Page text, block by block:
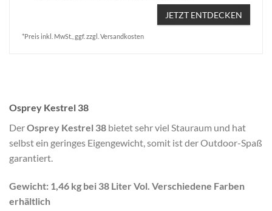
JETZT ENTDECKEN
*Preis inkl. MwSt., ggf. zzgl. Versandkosten
Osprey Kestrel 38
DerOsprey Kestrel 38 bietet sehr viel Stauraum und hat
selbst ein geringes Eigengewicht, somit ist der Outdoor-Spaß
garantiert.
Gewicht: 1,46 kg bei 38 Liter Vol. Verschiedene Farben
erhältlich